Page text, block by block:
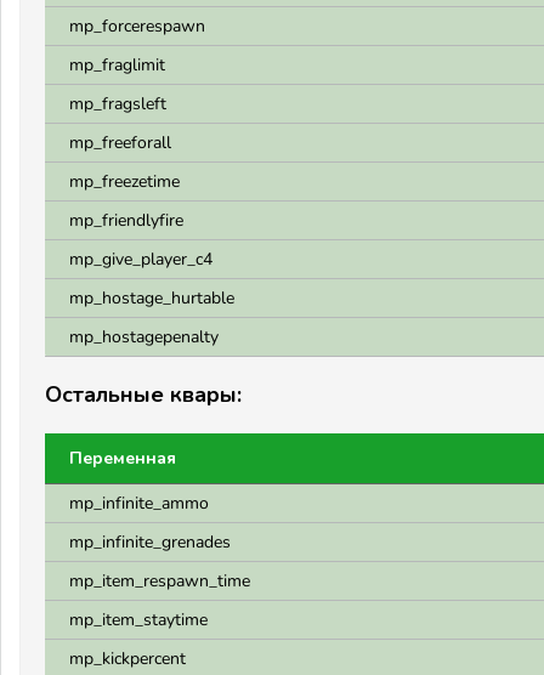
mp_forcerespawn
mp_fraglimit
mp_fragsleft
mp_freeforall
mp_freezetime
mp_friendlyfire
mp_give_player_c4
mp_hostage_hurtable
mp_hostagepenalty
Остальные квары:
Переменная
mp_infinite_ammo
mp_infinite_grenades
mp_item_respawn_time
mp_item_staytime
mp_kickpercent